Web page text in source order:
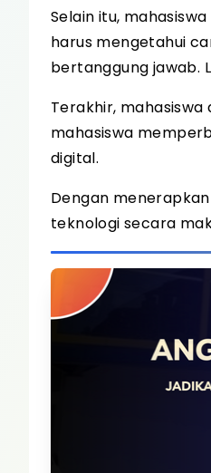
Selain itu,
harus mengetahui
bertanggung jawab.
Terakhir, mahasiswa
mahasiswa
digital.
Dengan
teknologi secara